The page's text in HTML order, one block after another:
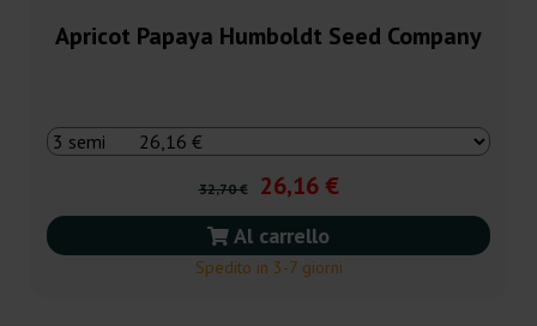
Apricot Papaya Humboldt Seed Company
32,70 € 26,16 €
Al carrello
Spedito in 3-7 giorni